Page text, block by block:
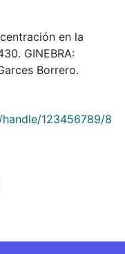
en la
GINEBRA:
Borrero.
123456789/8